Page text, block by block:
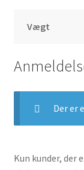
Vægt
Der er
Kun kunder, der